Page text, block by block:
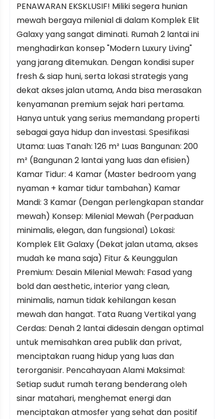
PENAWARAN EKSKLUSIF! Miliki segera hunian
mewah bergaya milenial di dalam Komplek Elit
Galaxy yang sangat diminati. Rumah 2 lantai ini
menghadirkan konsep "Modern Luxury Living"
yang jarang ditemukan. Dengan kondisi super
fresh & siap huni, serta lokasi strategis yang
dekat akses jalan utama, Anda bisa merasakan
kenyamanan premium sejak hari pertama.
Hanya untuk yang serius memandang properti
sebagai gaya hidup dan investasi. Spesifikasi
Utama: Luas Tanah: 126 m² Luas Bangunan: 200
m² (Bangunan 2 lantai yang luas dan efisien)
Kamar Tidur: 4 Kamar (Master bedroom yang
nyaman + kamar tidur tambahan) Kamar
Mandi: 3 Kamar (Dengan perlengkapan standar
mewah) Konsep: Milenial Mewah (Perpaduan
minimalis, elegan, dan fungsional) Lokasi:
Komplek Elit Galaxy (Dekat jalan utama, akses
mudah ke mana saja) Fitur & Keunggulan
Premium: Desain Milenial Mewah: Fasad yang
bold dan aesthetic, interior yang clean,
minimalis, namun tidak kehilangan kesan
mewah dan hangat. Tata Ruang Vertikal yang
Cerdas: Denah 2 lantai didesain dengan optimal
untuk memisahkan area publik dan privat,
menciptakan ruang hidup yang luas dan
terorganisir. Pencahayaan Alami Maksimal:
Setiap sudut rumah terang benderang oleh
sinar matahari, menghemat energi dan
menciptakan atmosfer yang sehat dan positif